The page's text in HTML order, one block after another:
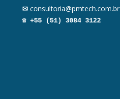
✉︎ consultoria@pmtech.com.br
☎︎ +55 (51) 3084 3122